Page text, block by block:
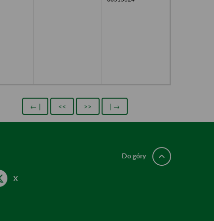
← | << >> | →
X
Do góry